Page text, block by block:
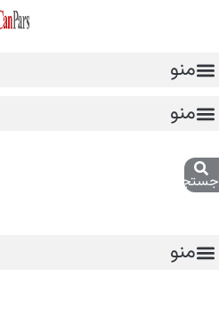
منو
منو
جستجو
منو